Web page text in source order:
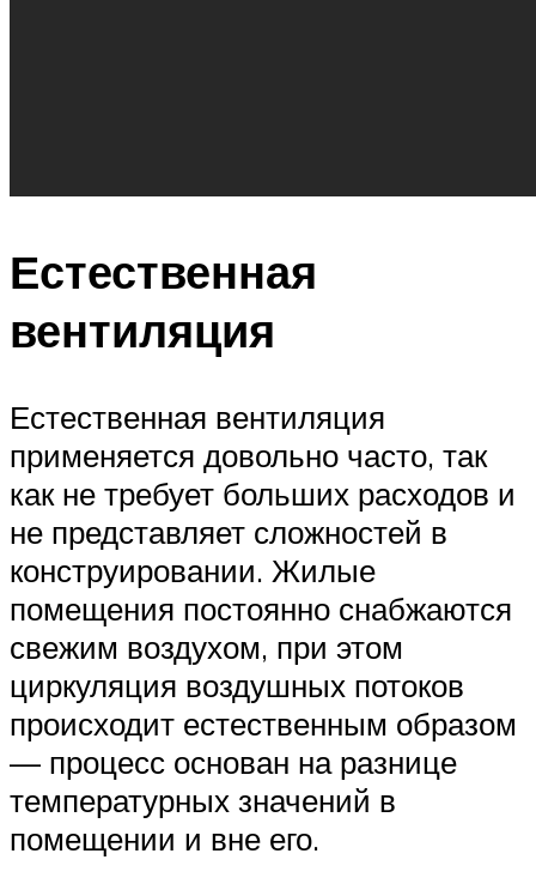
Естественная
вентиляция
Естественная вентиляция
применяется довольно часто, так
как не требует больших расходов и
не представляет сложностей в
конструировании. Жилые
помещения постоянно снабжаются
свежим воздухом, при этом
циркуляция воздушных потоков
происходит естественным образом
— процесс основан на разнице
температурных значений в
помещении и вне его.